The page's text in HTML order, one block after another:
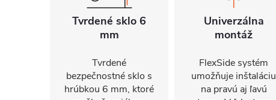
Tvrdené sklo 6
mm
Tvrdené
bezpečnostné sklo s
hrúbkou 6 mm, ktoré
Univerzálna
montáž
FlexSide systém
umožňuje inštaláciu
na pravú aj ľavú